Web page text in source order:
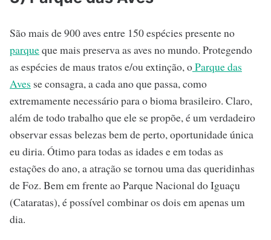
São mais de 900 aves entre 150 espécies presente no
parqueque mais preserva as aves no mundo. Protegendo
as espécies de maus tratos e/ou extinção, oParque das
Aves se consagra, a cada ano que passa, como
extremamente necessário para o bioma brasileiro. Claro,
além de todo trabalho que ele se propõe, é um verdadeiro
observar essas belezas bem de perto, oportunidade única
eu diria. Ótimo para todas as idades e em todas as
estações do ano, a atração se tornou uma das queridinhas
de Foz. Bem em frente ao Parque Nacional do Iguaçu
(Cataratas), é possível combinar os dois em apenas um
dia.